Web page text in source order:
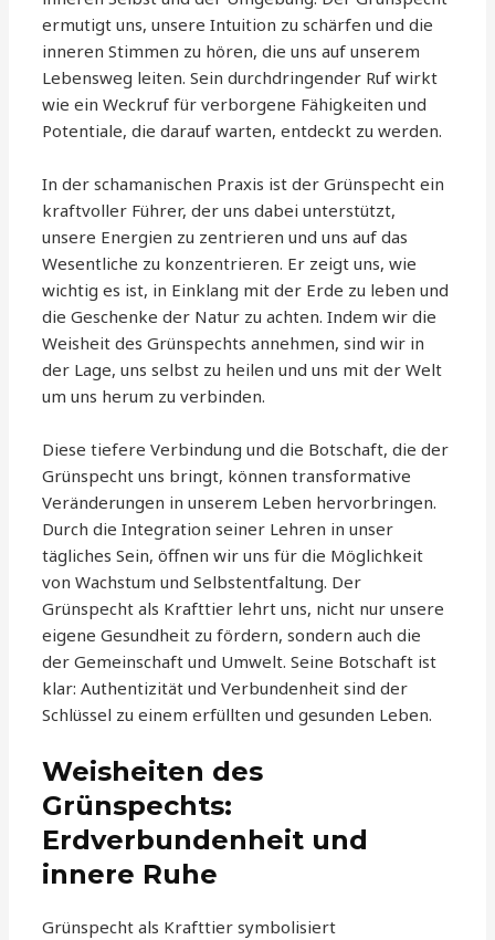
ermutigt uns, unsere Intuition zu schärfen und die
inneren Stimmen zu hören, die uns auf unserem
Lebensweg leiten. Sein durchdringender Ruf wirkt
wie ein Weckruf für verborgene Fähigkeiten und
Potentiale, die darauf warten, entdeckt zu werden.
In der schamanischen Praxis ist der Grünspecht ein
kraftvoller Führer, der uns dabei unterstützt,
unsere Energien zu zentrieren und uns auf das
Wesentliche zu konzentrieren. Er zeigt uns, wie
wichtig es ist, in Einklang mit der Erde zu leben und
die Geschenke der Natur zu achten. Indem wir die
Weisheit des Grünspechts annehmen, sind wir in
der Lage, uns selbst zu heilen und uns mit der Welt
um uns herum zu verbinden.
Diese tiefere Verbindung und die Botschaft, die der
Grünspecht uns bringt, können transformative
Veränderungen in unserem Leben hervorbringen.
Durch die Integration seiner Lehren in unser
tägliches Sein, öffnen wir uns für die Möglichkeit
von Wachstum und Selbstentfaltung. Der
Grünspecht als Krafttier lehrt uns, nicht nur unsere
eigene Gesundheit zu fördern, sondern auch die
der Gemeinschaft und Umwelt. Seine Botschaft ist
klar: Authentizität und Verbundenheit sind der
Schlüssel zu einem erfüllten und gesunden Leben.
Weisheiten des
Grünspechts:
Erdverbundenheit und
innere Ruhe
Grünspecht als Krafttier symbolisiert